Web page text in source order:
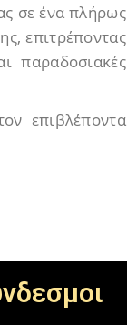
σε ένα πλήρως
επιτρέποντας
παραδοσιακές
επιβλέποντα